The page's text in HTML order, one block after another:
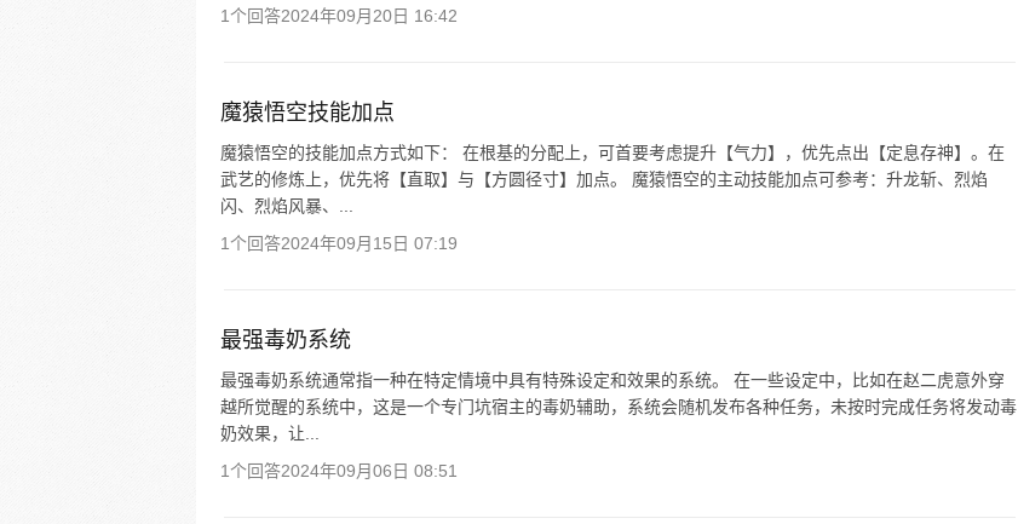
1个回答2024年09月20日 16:42
魔猿悟空技能加点
魔猿悟空的技能加点方式如下： 在根基的分配上，可首要考虑提升【气力】，优先点出【定息存神】。在
武艺的修炼上，优先将【直取】与【方圆径寸】加点。 魔猿悟空的主动技能加点可参考：升龙斩、烈焰
闪、烈焰风暴、...
1个回答2024年09月15日 07:19
最强毒奶系统
最强毒奶系统通常指一种在特定情境中具有特殊设定和效果的系统。 在一些设定中，比如在赵二虎意外穿
越所觉醒的系统中，这是一个专门坑宿主的毒奶辅助，系统会随机发布各种任务，未按时完成任务将发动毒
奶效果，让...
1个回答2024年09月06日 08:51